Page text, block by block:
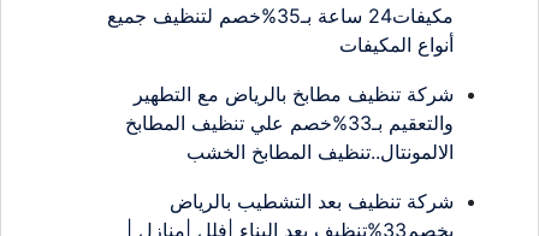
مكيفات24 ساعة بـ35%خصم لتنظيف جميع
أنواع المكيفات
شركة تنظيف مطابخ بالرياض مع التطهير
والتعقيم بـ33%خصم علي تنظيف المطابخ
الالمونتال..تنظيف المطابخ الخشب
شركة تنظيف بعد التشطيب بالرياض
بخصم33%تنظيف بعد البناء |فلل |منازل |